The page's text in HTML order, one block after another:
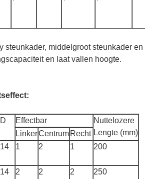
steunkader, middelgroot steunkader
en laat vallen hoogte.
D Effectbar
Nuttelozere
Lengte (mm)
LinkerCentrum Recht
14 1 2 1 200
14 2 2 2 250